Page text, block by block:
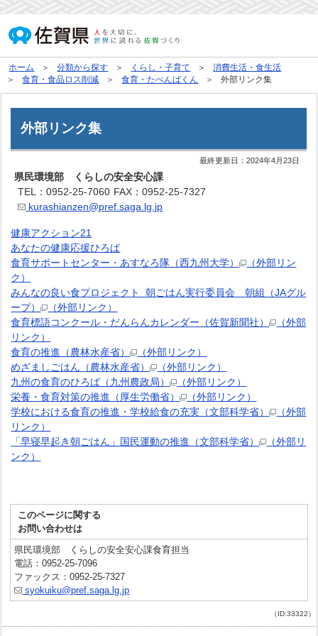
ホーム 分類から探す くらし・子育て
消費生活・食生活
食育・食品ロス削減
食育・たべんばくん 外部リンク集
外部リンク集
最終更新日：2024年4月23日
県民環境部 くらしの安全安心課
TEL：0952-25-7060 FAX：0952-25-7327
kurashianzen@pref.saga.lg.jp
健康アクション21
あなたの健康応援ひろば
食育サポートセンター・あすなろ隊（西九州大学）
（外部リン
ク）
みんなの良い食プロジェクト 朝ごはん実行委員会 朝組（JAグル
ープ）
（外部リンク）
食育標語コンクール・だんらんカレンダー（佐賀新聞社）
（外部
リンク）
食育の推進（農林水産省）
（外部リンク）
めざましごはん（農林水産省）
（外部リンク）
九州の食育のひろば（九州農政局）
（外部リンク）
栄養・食育対策の推進（厚生労働省）
（外部リンク）
学校における食育の推進・学校給食の充実（文部科学省）
（外部
リンク）
「早寝早起き朝ごはん」国民運動の推進（文部科学省）
（外部リ
ンク）
このページに関する
お問い合わせは
県民環境部 くらしの安全安心課食育担当
電話：0952-25-7096
ファックス：0952-25-7327
syokuiku@pref.saga.lg.jp
（ID:33322）